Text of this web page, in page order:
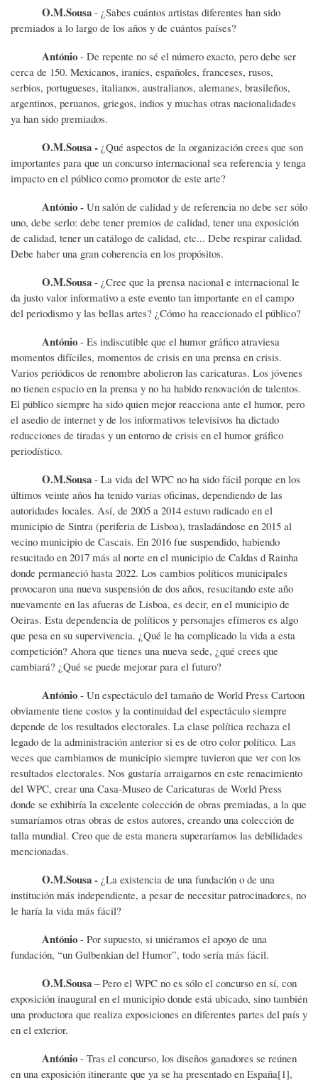
O.M.Sousa - ¿Sabes cuántos artistas diferentes han sido
premiados a lo largo de los años y de cuántos países?
António - De repente no sé el número exacto, pero debe ser
cerca de 150. Mexicanos, iraníes, españoles, franceses, rusos,
serbios, portugueses, italianos, australianos, alemanes, brasileños,
argentinos, peruanos, griegos, indios y muchas otras nacionalidades
ya han sido premiados.
O.M.Sousa - ¿Qué aspectos de la organización crees que son
importantes para que un concurso internacional sea referencia y tenga
impacto en el público como promotor de este arte?
António - Un salón de calidad y de referencia no debe ser sólo
uno, debe serlo: debe tener premios de calidad, tener una exposición
de calidad, tener un catálogo de calidad, etc... Debe respirar calidad.
Debe haber una gran coherencia en los propósitos.
O.M.Sousa - ¿Cree que la prensa nacional e internacional le
da justo valor informativo a este evento tan importante en el campo
del periodismo y las bellas artes? ¿Cómo ha reaccionado el público?
António - Es indiscutible que el humor gráfico atraviesa
momentos difíciles, momentos de crisis en una prensa en crisis.
Varios periódicos de renombre abolieron las caricaturas. Los jóvenes
no tienen espacio en la prensa y no ha habido renovación de talentos.
El público siempre ha sido quien mejor reacciona ante el humor, pero
el asedio de internet y de los informativos televisivos ha dictado
reducciones de tiradas y un entorno de crisis en el humor gráfico
periodístico.
O.M.Sousa - La vida del WPC no ha sido fácil porque en los
últimos veinte años ha tenido varias oficinas, dependiendo de las
autoridades locales. Así, de 2005 a 2014 estuvo radicado en el
municipio de Sintra (periferia de Lisboa), trasladándose en 2015 al
vecino municipio de Cascais. En 2016 fue suspendido, habiendo
resucitado en 2017 más al norte en el municipio de Caldas d Rainha
donde permaneció hasta 2022. Los cambios políticos municipales
provocaron una nueva suspensión de dos años, resucitando este año
nuevamente en las afueras de Lisboa, es decir, en el municipio de
Oeiras. Esta dependencia de políticos y personajes efímeros es algo
que pesa en su supervivencia. ¿Qué le ha complicado la vida a esta
competición? Ahora que tienes una nueva sede, ¿qué crees que
cambiará? ¿Qué se puede mejorar para el futuro?
António - Un espectáculo del tamaño de World Press Cartoon
obviamente tiene costos y la continuidad del espectáculo siempre
depende de los resultados electorales. La clase política rechaza el
legado de la administración anterior si es de otro color político. Las
veces que cambiamos de municipio siempre tuvieron que ver con los
resultados electorales. Nos gustaría arraigarnos en este renacimiento
del WPC, crear una Casa-Museo de Caricaturas de World Press
donde se exhibiría la excelente colección de obras premiadas, a la que
sumaríamos otras obras de estos autores, creando una colección de
talla mundial. Creo que de esta manera superaríamos las debilidades
mencionadas.
O.M.Sousa - ¿La existencia de una fundación o de una
institución más independiente, a pesar de necesitar patrocinadores, no
le haría la vida más fácil?
António - Por supuesto, si uniéramos el apoyo de una
fundación, “un Gulbenkian del Humor”, todo sería más fácil.
O.M.Sousa – Pero el WPC no es sólo el concurso en sí, con
exposición inaugural en el municipio donde está ubicado, sino también
una productora que realiza exposiciones en diferentes partes del país y
en el exterior.
António - Tras el concurso, los diseños ganadores se reúnen
en una exposición itinerante que ya se ha presentado en España[1],